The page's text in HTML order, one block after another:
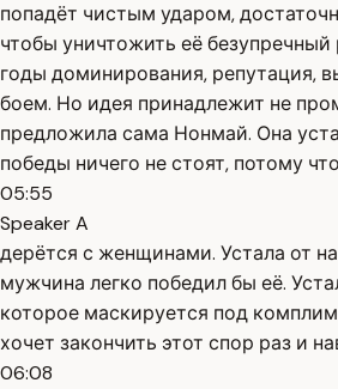
попадёт чистым ударом,
чтобы уничтожить её
годы доминирования, репутация,
боем. Но идея принадлежит не
предложила сама Нонмай. Она
победы ничего не стоят, потому
05:55
Speaker A
дерётся с женщинами. Устала от
мужчина легко победил бы её.
которое маскируется под
хочет закончить этот спор раз и
06:08